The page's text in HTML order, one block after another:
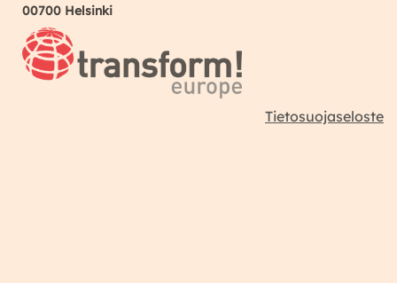
00700 Helsinki
Tietosuojaseloste